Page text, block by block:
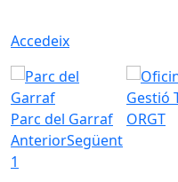
Accedeix
Parc del Garraf ORGT
AnteriorSegüent
1